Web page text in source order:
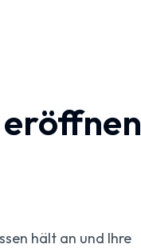
hält an und Ihre